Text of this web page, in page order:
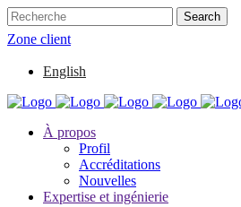
Zone client
English
À propos
Profil
Accréditations
Nouvelles
Expertise et ingénierie